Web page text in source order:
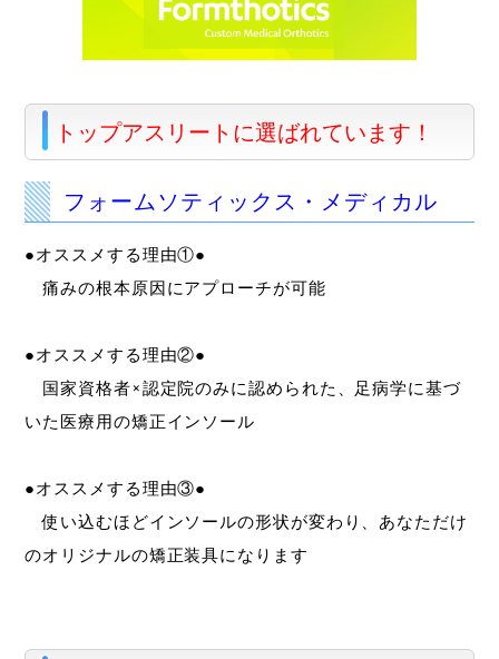
トップアスリートに選ばれています！
フォームソティックス・メディカル
●オススメする理由①●
痛みの根本原因にアプローチが可能
●オススメする理由②●
国家資格者×認定院のみに認められた、足病学に基づ
いた医療用の矯正インソール
●オススメする理由③●
使い込むほどインソールの形状が変わり、あなただけ
のオリジナルの矯正装具になります